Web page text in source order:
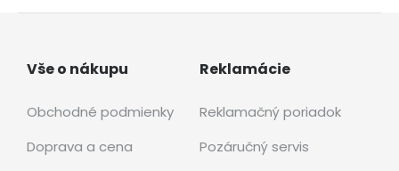
Vše o nákupu
Obchodné podmienky
Doprava a cena
Reklamácie
Reklamačný poriadok
Pozáručný servis